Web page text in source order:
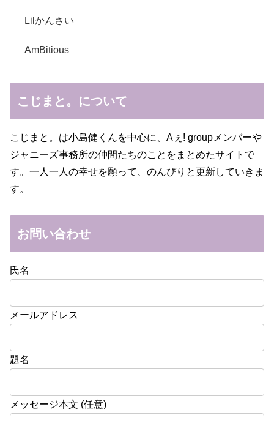
Lilかんさい
AmBitious
こじまと。について
こじまと。は小島健くんを中心に、Aぇ! groupメンバーや
ジャニーズ事務所の仲間たちのことをまとめたサイトで
す。一人一人の幸せを願って、のんびりと更新していきま
す。
お問い合わせ
氏名
メールアドレス
題名
メッセージ本文 (任意)